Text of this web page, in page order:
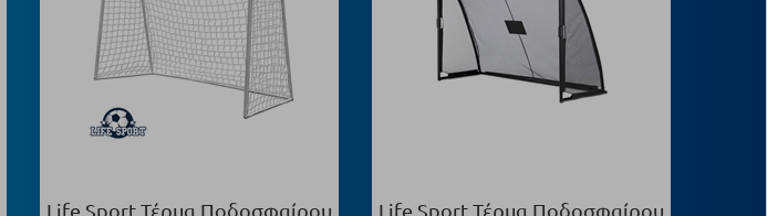
Life Sport Τέρμα Ποδοσφαίρου
Life Sport Τέρμα Ποδοσφαίρου